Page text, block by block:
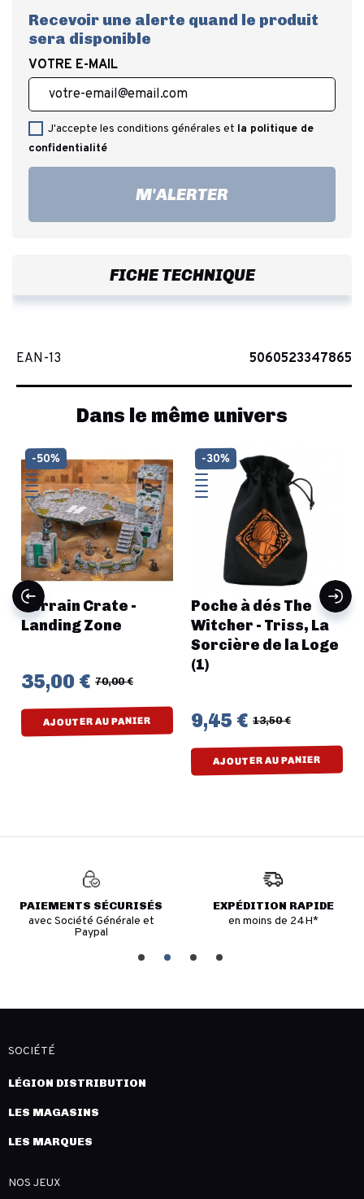
Recevoir une alerte quand le produit
sera disponible
VOTRE E-MAIL
J'accepte les conditions générales et la politique de
confidentialité
M'ALERTER
FICHE TECHNIQUE
EAN-13 5060523347865
Dans le même univers
Terrain Crate -
Landing Zone
35,00 € 70,00 €
AJOUTER AU PANIER
-50%
Poche à dés The
Witcher - Triss, La
Sorcière de la Loge
(1)
9,45 € 13,50 €
AJOUTER AU PANIER
-30%
PAIEMENTS SÉCURISÉS
avec Société Générale et
Paypal
EXPÉDITION RAPIDE
en moins de 24H*
SOCIÉTÉ
LÉGION DISTRIBUTION
LES MAGASINS
LES MARQUES
NOS JEUX